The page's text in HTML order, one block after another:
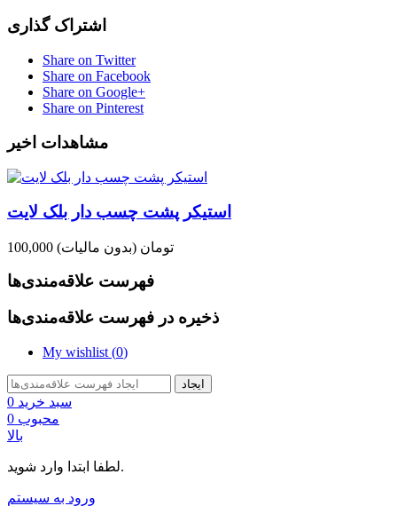
اشتراک گذاری
Share on Twitter
Share on Facebook
Share on Google+
Share on Pinterest
مشاهدات اخیر
استیکر پشت چسب دار بلک لایت
100,000 تومان (بدون مالیات)
فهرست علاقه‌مندی‌ها
ذخیره در فهرست علاقه‌مندی‌ها
My wishlist (0)
ایجاد
سبد خرید 0
محبوب 0
بالا
لطفا ابتدا وارد شوید.
ورود به سیستم